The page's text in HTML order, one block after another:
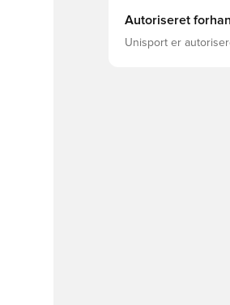
Genbrugs) / 6%
ved sømmen
Autoriseret
Unisport er